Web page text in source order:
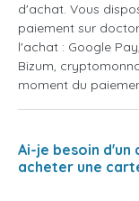
d'achat. Vous
paiement sur
l'achat : Google
Bizum,
moment du
Ai-je besoin
acheter une